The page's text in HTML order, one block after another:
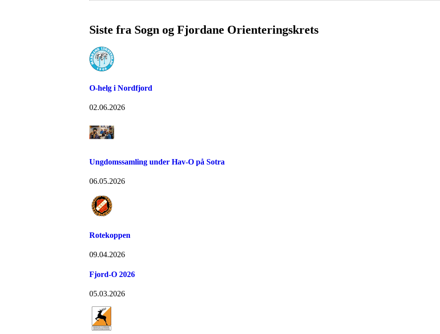
Siste fra Sogn og Fjordane Orienteringskrets
O-helg i Nordfjord
02.06.2026
Ungdomssamling under Hav-O på Sotra
06.05.2026
Rotekoppen
09.04.2026
Fjord-O 2026
05.03.2026